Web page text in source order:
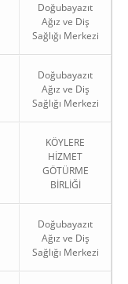
Doğubayazıt
Ağız ve Diş
Sağlığı Merkezi
Doğubayazıt
Ağız ve Diş
Sağlığı Merkezi
KÖYLERE
HİZMET
GÖTÜRME
BİRLİĞİ
Doğubayazıt
Ağız ve Diş
Sağlığı Merkezi